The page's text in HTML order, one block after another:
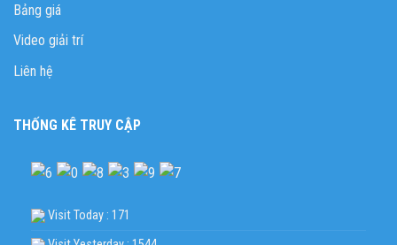
Bảng giá
Video giải trí
Liên hệ
THỐNG KÊ TRUY CẬP
Visit Today : 171